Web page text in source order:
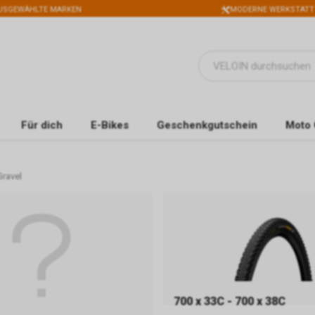
MARKEN MODERNE WERKSTATT
Für dich E-Bikes Geschenkgutschein Moto
700 x 33C - 700 x 38C